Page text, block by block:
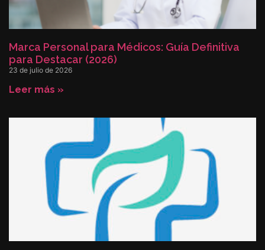
Marca Personal para Médicos: Guía Definitiva
para Destacar (2026)
23 de julio de 2026
Leer más »